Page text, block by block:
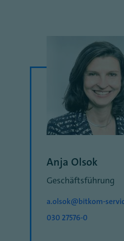
Anja Olsok
Geschäftsführung
a.olsok@bitkom-
030 27576-0